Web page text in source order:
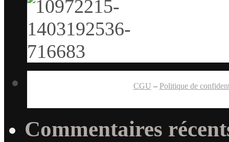
CGU – Politique de
Commentaires